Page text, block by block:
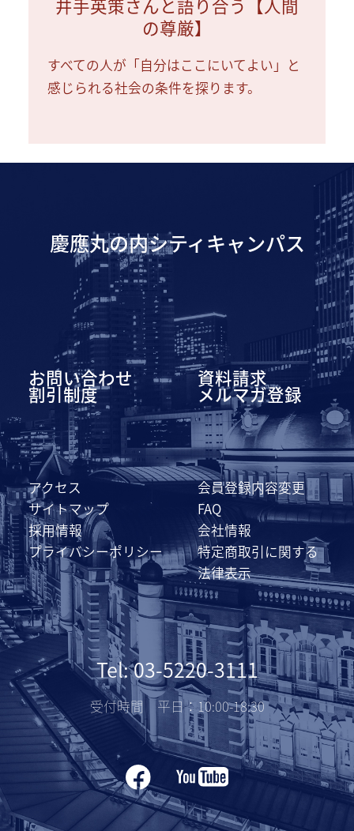
井手英策さんと語り合う【人間
の尊厳】
すべての人が「自分はここにいてよい」と
感じられる社会の条件を探ります。
慶應丸の内シティキャンパス
お問い合わせ 資料請求
割引制度 メルマガ登録
アクセス
会員登録内容変更
サイトマップ
FAQ
採用情報
会社情報
プライバシーポリシー
特定商取引に関する
法律表示
Tel: 03-5220-3111
受付時間 平日：10:00-18:30